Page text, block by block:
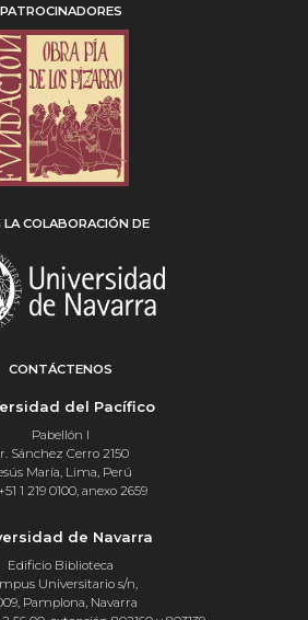
PATROCINADORES
LA COLABORACIÓN DE
CONTÁCTENOS
del Pacífico
Pabellón I
Sánchez Cerro 2150
María, Lima, Perú
1 219 0100, anexo 2659
de Navarra
Edificio Biblioteca
Universitario s/n,
Pamplona, Navarra